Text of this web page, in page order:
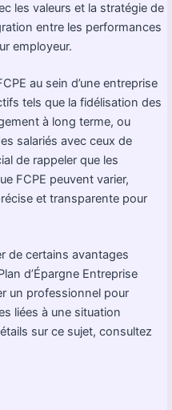
les valeurs et la stratégie de
entre les performances
employeur.
au sein d’une entreprise
tels que la fidélisation des
à long terme, ou
salariés avec ceux de
de rappeler que les
FCPE peuvent varier,
et transparente pour
de certains avantages
d’Épargne Entreprise
un professionnel pour
liées à une situation
sur ce sujet, consultez